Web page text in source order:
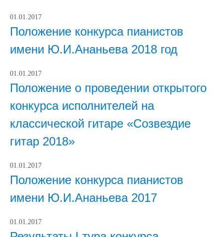
01.01.2017
Положение конкурса пианистов
имени Ю.И.Ананьева 2018 год
01.01.2017
Положение о проведении открытого
конкурса исполнителей на
классической гитаре «Созвездие
гитар 2018»
01.01.2017
Положение конкурса пианистов
имени Ю.И.Ананьева 2017
01.01.2017